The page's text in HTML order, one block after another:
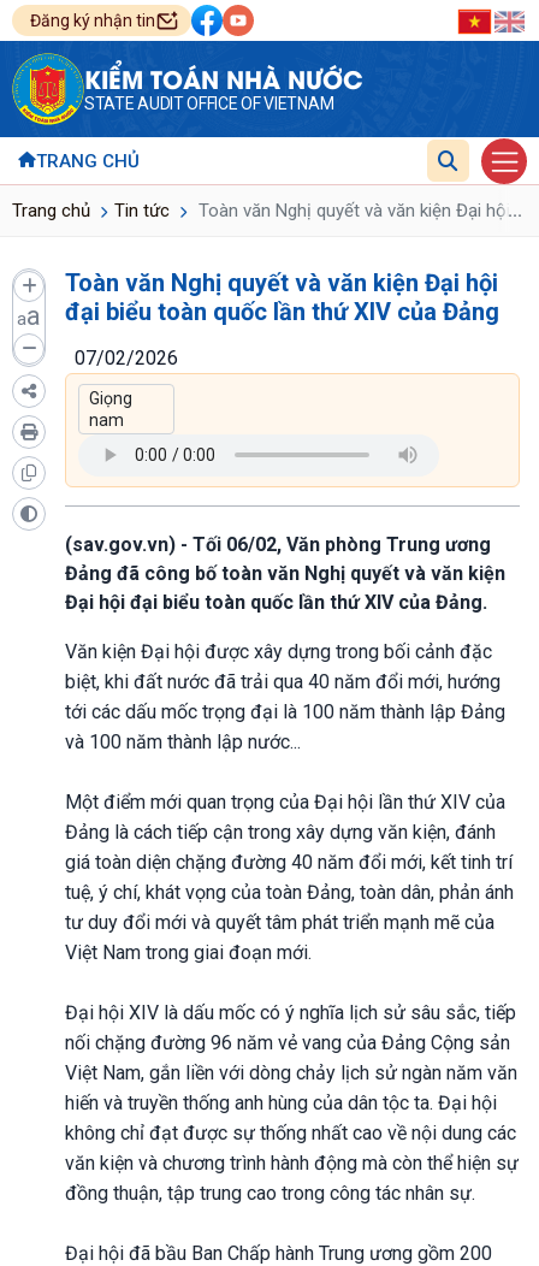
Đăng ký nhận tin
KIỂM TOÁN NHÀ NƯỚC
STATE AUDIT OFFICE OF VIETNAM
TRANG CHỦ
Trang chủ Tin tức Toàn văn Nghị quyết và văn kiện Đại hội...
aa
Toàn văn Nghị quyết và văn kiện Đại hội
đại biểu toàn quốc lần thứ XIV của Đảng
07/02/2026
(sav.gov.vn) - Tối 06/02, Văn phòng Trung ương
Đảng đã công bố toàn văn Nghị quyết và văn kiện
Đại hội đại biểu toàn quốc lần thứ XIV của Đảng.
Văn kiện Đại hội được xây dựng trong bối cảnh đặc
biệt, khi đất nước đã trải qua 40 năm đổi mới, hướng
tới các dấu mốc trọng đại là 100 năm thành lập Đảng
và 100 năm thành lập nước...
Một điểm mới quan trọng của Đại hội lần thứ XIV của
Đảng là cách tiếp cận trong xây dựng văn kiện, đánh
giá toàn diện chặng đường 40 năm đổi mới, kết tinh trí
tuệ, ý chí, khát vọng của toàn Đảng, toàn dân, phản ánh
tư duy đổi mới và quyết tâm phát triển mạnh mẽ của
Việt Nam trong giai đoạn mới.
Đại hội XIV là dấu mốc có ý nghĩa lịch sử sâu sắc, tiếp
nối chặng đường 96 năm vẻ vang của Đảng Cộng sản
Việt Nam, gắn liền với dòng chảy lịch sử ngàn năm văn
hiến và truyền thống anh hùng của dân tộc ta. Đại hội
không chỉ đạt được sự thống nhất cao về nội dung các
văn kiện và chương trình hành động mà còn thể hiện sự
đồng thuận, tập trung cao trong công tác nhân sự.
Đại hội đã bầu Ban Chấp hành Trung ương gồm 200